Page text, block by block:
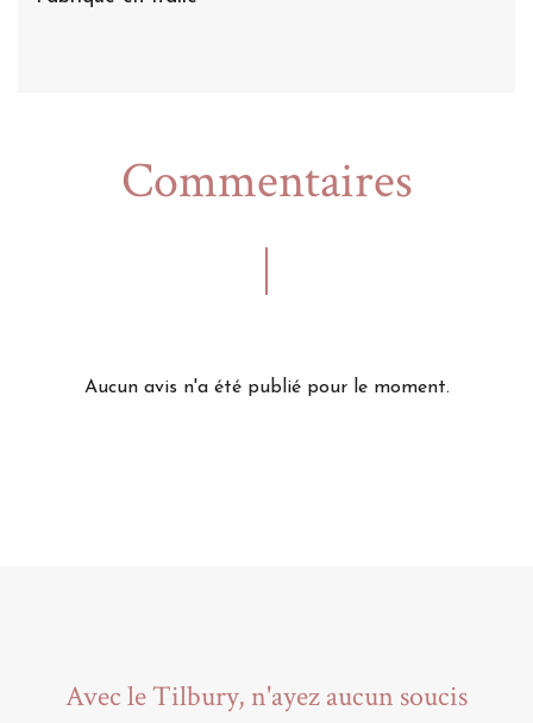
Commentaires
Aucun avis n'a été publié pour le moment.
Avec le Tilbury, n'ayez aucun soucis